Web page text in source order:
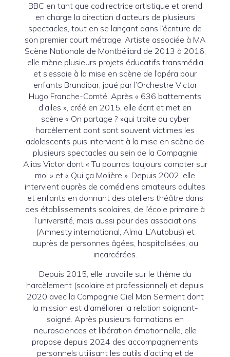
BBC en tant que codirectrice artistique et prend
en charge la direction d’acteurs de plusieurs
spectacles, tout en se lançant dans l’écriture de
son premier court métrage. Artiste associée à MA
Scène Nationale de Montbéliard de 2013 à 2016,
elle mène plusieurs projets éducatifs transmédia
et s’essaie à la mise en scène de l’opéra pour
enfants Brundibar, joué par l’Orchestre Victor
Hugo Franche-Comté. Après « 636 battements
d’ailes », créé en 2015, elle écrit et met en
scène « On partage ? »qui traite du cyber
harcèlement dont sont souvent victimes les
adolescents puis intervient à la mise en scène de
plusieurs spectacles au sein de la Compagnie
Alias Victor dont « Tu pourras toujours compter sur
moi » et « Qui ça Molière ». Depuis 2002, elle
intervient auprès de comédiens amateurs adultes
et enfants en donnant des ateliers théâtre dans
des établissements scolaires, de l’école primaire à
l’université, mais aussi pour des associations
(Amnesty international, Alma, L’Autobus) et
auprès de personnes âgées, hospitalisées, ou
incarcérées.
Depuis 2015, elle travaille sur le thème du
harcèlement (scolaire et professionnel) et depuis
2020 avec la Compagnie Ciel Mon Serment dont
la mission est d’améliorer la relation soignant-
soigné. Après plusieurs formations en
neurosciences et libération émotionnelle, elle
propose depuis 2024 des accompagnements
personnels utilisant les outils d’acting et de